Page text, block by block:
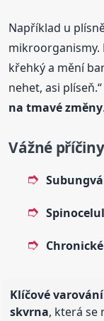
Například u
mikroorganismy.
křehký a mění
nehet, asi
na tmavé změny.
Vážné příčiny
Klíčové
skvrna, která se